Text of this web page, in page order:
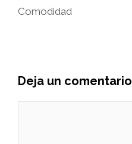
Comodidad
Deja un comentario